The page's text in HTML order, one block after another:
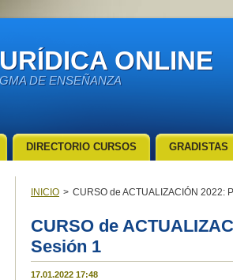
ONLINE
DE ENSEÑANZA
INICIO > CURSO de ACTUALIZACIÓN 2022:
CURSO de
Sesión 1
17.01.2022 17:48
DIRECTORIO CURSOS GRADISTAS